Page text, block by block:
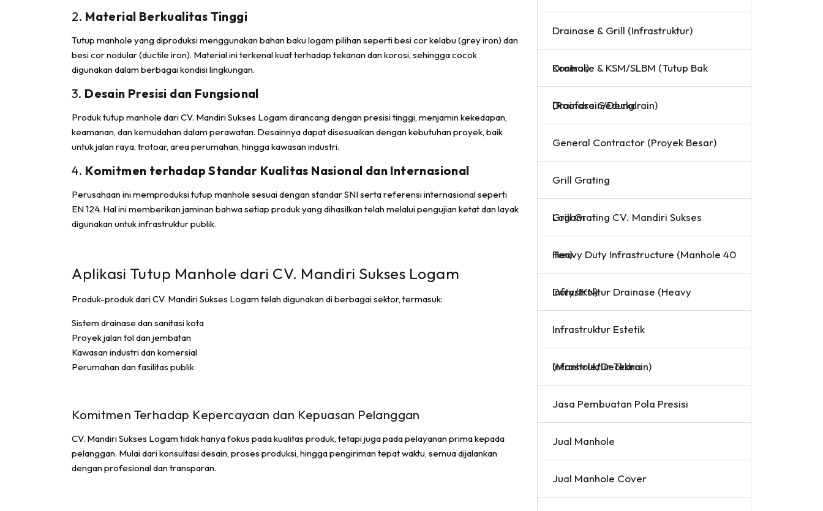
2. Material Berkualitas Tinggi
Tutup manhole yang diproduksi menggunakan bahan baku logam pilihan seperti besi cor kelabu (grey iron) dan
besi cor nodular (ductile iron). Material ini terkenal kuat terhadap tekanan dan korosi, sehingga cocok
digunakan dalam berbagai kondisi lingkungan.
3. Desain Presisi dan Fungsional
Produk tutup manhole dari CV. Mandiri Sukses Logam dirancang dengan presisi tinggi, menjamin kekedapan,
keamanan, dan kemudahan dalam perawatan. Desainnya dapat disesuaikan dengan kebutuhan proyek, baik
untuk jalan raya, trotoar, area perumahan, hingga kawasan industri.
4. Komitmen terhadap Standar Kualitas Nasional dan Internasional
Perusahaan ini memproduksi tutup manhole sesuai dengan standar SNI serta referensi internasional seperti
EN 124. Hal ini memberikan jaminan bahwa setiap produk yang dihasilkan telah melalui pengujian ketat dan layak
digunakan untuk infrastruktur publik.
Aplikasi Tutup Manhole dari CV. Mandiri Sukses Logam
Produk-produk dari CV. Mandiri Sukses Logam telah digunakan di berbagai sektor, termasuk:
Sistem drainase dan sanitasi kota
Proyek jalan tol dan jembatan
Kawasan industri dan komersial
Perumahan dan fasilitas publik
Komitmen Terhadap Kepercayaan dan Kepuasan Pelanggan
CV. Mandiri Sukses Logam tidak hanya fokus pada kualitas produk, tetapi juga pada pelayanan prima kepada
pelanggan. Mulai dari konsultasi desain, proses produksi, hingga pengiriman tepat waktu, semua dijalankan
dengan profesional dan transparan.
Drainase & Grill (Infrastruktur)
Drainase & KSM/SLBM (Tutup Bak Kontrol)
Drainase Gedung (Roofdrain/Deckdrain)
General Contractor (Proyek Besar)
Grill Grating
Grill Grating CV. Mandiri Sukses Logam
Heavy Duty Infrastructure (Manhole 40 Ton)
Infrastruktur Drainase (Heavy Duty/IKN)
Infrastruktur Estetik
Infrastruktur Teknis (Manhole/Deckdrain)
Jasa Pembuatan Pola Presisi
Jual Manhole
Jual Manhole Cover